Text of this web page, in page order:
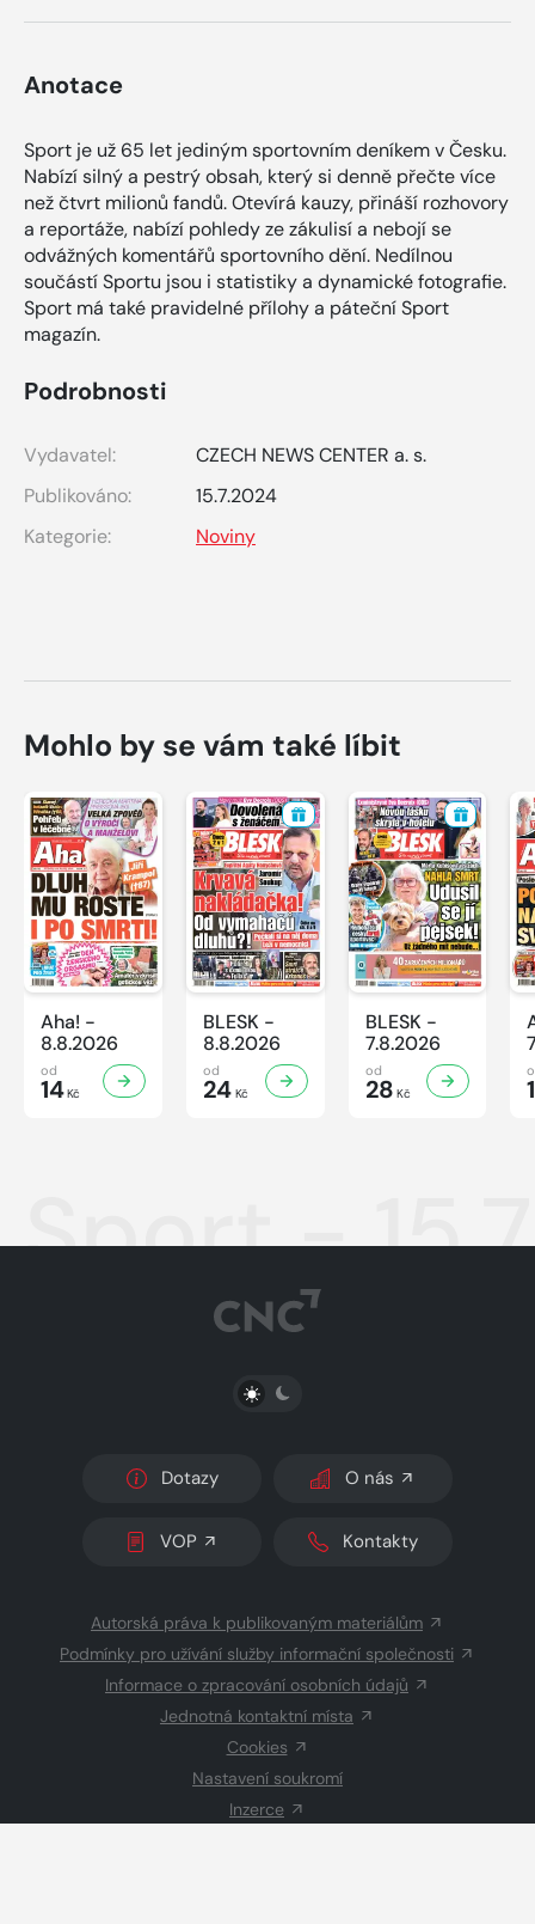
Anotace
Sport je už 65 let jediným sportovním deníkem v Česku.
Nabízí silný a pestrý obsah, který si denně přečte více
než čtvrt milionů fandů. Otevírá kauzy, přináší rozhovory
a reportáže, nabízí pohledy ze zákulisí a nebojí se
odvážných komentářů sportovního dění. Nedílnou
součástí Sportu jsou i statistiky a dynamické fotografie.
Sport má také pravidelné přílohy a páteční Sport
magazín.
Podrobnosti
Vydavatel:
CZECH NEWS CENTER a. s.
Publikováno:
15.7.2024
Kategorie:
Noviny
Mohlo by se vám také líbit
Aha! -
8.8.2026
od
14Kč
BLESK -
8.8.2026
od
24Kč
BLESK -
7.8.2026
od
28 Kč
Sport -
PŘEPNOUT SVĚTLÝ/TMAVÝ REŽIM
Dotazy O nás
VOP Kontakty
Autorská práva k publikovaným materiálům
Podmínky pro užívání služby informační společnosti
Informace o zpracování osobních údajů
Jednotná kontaktní místa
Cookies
Nastavení soukromí
Inzerce